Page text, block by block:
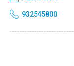
932545800